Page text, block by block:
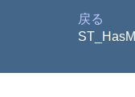
戻る
ST_HasM